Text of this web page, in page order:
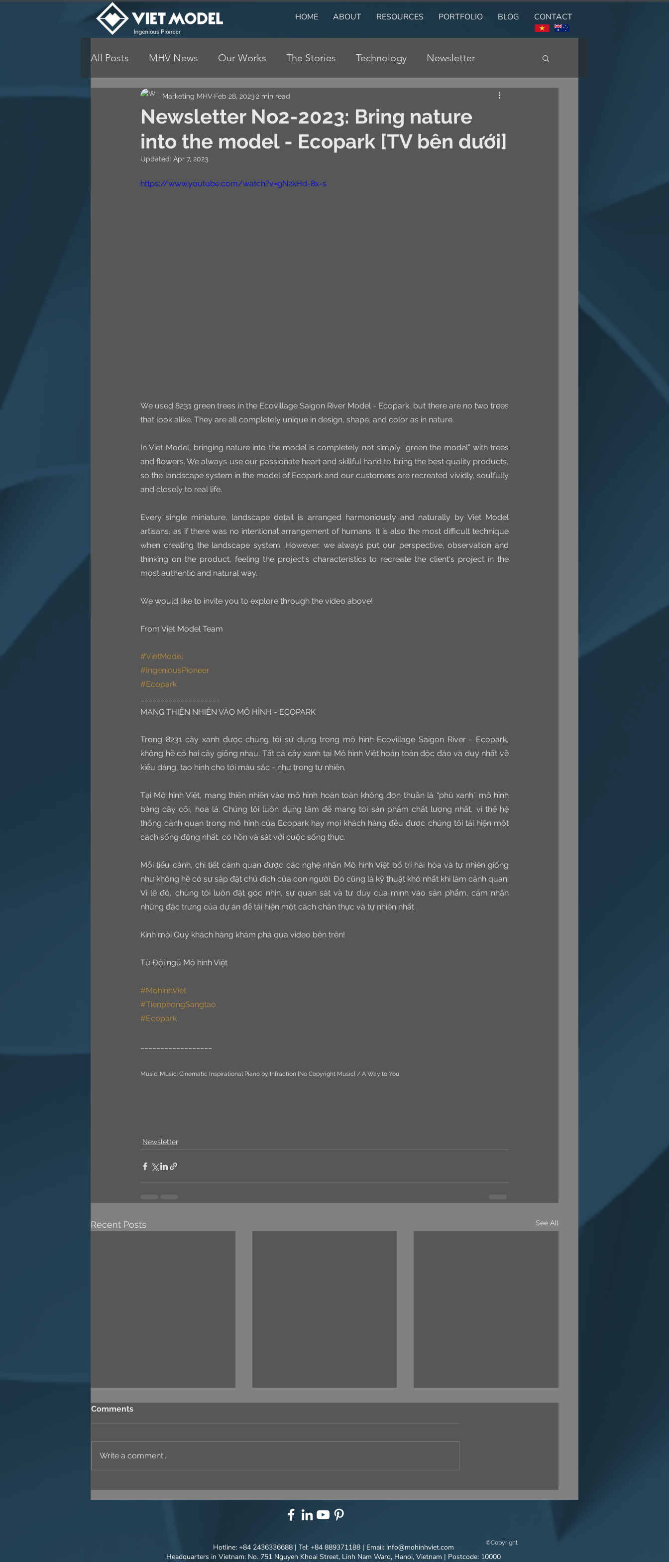
HOME ABOUT RESOURCES PORTFOLIO BLOG CONTACT
All Posts MHV News Our Works The Stories Technology Newsletter
Newsletter No2-2023: Bring nature
into the model - Ecopark [TV bên dưới]
Marketing MHV Feb 28, 2023 2 min read
Updated: Apr 7, 2023
https://www.youtube.com/watch?v=gN2kHd-8x-s
We used 8231 green trees in the Ecovillage Saigon River Model - Ecopark, but there are no two trees
that look alike. They are all completely unique in design, shape, and color as in nature.
In Viet Model, bringing nature into the model is completely not simply “green the model” with trees
and flowers. We always use our passionate heart and skillful hand to bring the best quality products,
so the landscape system in the model of Ecopark and our customers are recreated vividly, soulfully
and closely to real life.
Every single miniature, landscape detail is arranged harmoniously and naturally by Viet Model
artisans, as if there was no intentional arrangement of humans. It is also the most difficult technique
when creating the landscape system. However, we always put our perspective, observation and
thinking on the product, feeling the project's characteristics to recreate the client's project in the
most authentic and natural way.
We would like to invite you to explore through the video above!
From Viet Model Team
#VietModel
#IngeniousPioneer
#Ecopark
MANG THIÊN NHIÊN VÀO MÔ HÌNH - ECOPARK
Trong 8231 cây xanh được chúng tôi sử dụng trong mô hình Ecovillage Saigon River - Ecopark,
không hề có hai cây giống nhau. Tất cả cây xanh tại Mô hình Việt hoàn toàn độc đáo và duy nhất về
kiểu dáng, tạo hình cho tới màu sắc - như trong tự nhiên.
Tại Mô hình Việt, mang thiên nhiên vào mô hình hoàn toàn không đơn thuần là “phủ xanh” mô hình
bằng cây cối, hoa lá. Chúng tôi luôn dụng tâm để mang tới sản phẩm chất lượng nhất, vì thế hệ
thống cảnh quan trong mô hình của Ecopark hay mọi khách hàng đều được chúng tôi tái hiện một
cách sống động nhất, có hồn và sát với cuộc sống thực.
Mỗi tiểu cảnh, chi tiết cảnh quan được các nghệ nhân Mô hình Việt bố trí hài hòa và tự nhiên giống
như không hề có sự sắp đặt chủ đích của con người. Đó cũng là kỹ thuật khó nhất khi làm cảnh quan.
Vì lẽ đó, chúng tôi luôn đặt góc nhìn, sự quan sát và tư duy của mình vào sản phẩm, cảm nhận
những đặc trưng của dự án để tái hiện một cách chân thực và tự nhiên nhất.
Kính mời Quý khách hàng khám phá qua video bên trên!
Từ Đội ngũ Mô hình Việt
#MohinhViet
#TienphongSangtao
#Ecopark
Music: Music: Cinematic Inspirational Piano by Infraction [No Copyright Music] / A Way to You
Newsletter
Recent Posts See All
Innovative Technology
Comments
Write a comment...
©Copyright
Hotline: +84 2436336688 | Tel: +84 889371188 | Email: info@mohinhviet.com
Headquarters in Vietnam: No. 751 Nguyen Khoai Street, Linh Nam Ward, Hanoi, Vietnam | Postcode: 10000